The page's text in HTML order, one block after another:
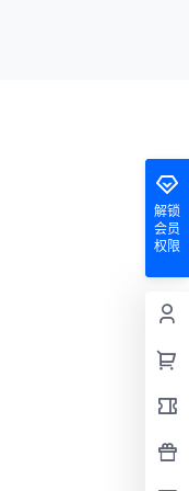
解锁
会员
权限